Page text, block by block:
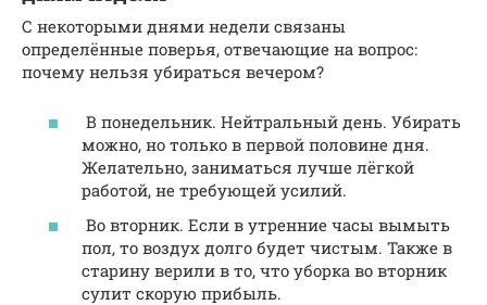
С некоторыми днями недели связаны
определённые поверья, отвечающие на вопрос:
почему нельзя убираться вечером?
В понедельник. Нейтральный день. Убирать
можно, но только в первой половине дня.
Желательно, заниматься лучше лёгкой
работой, не требующей усилий.
Во вторник. Если в утренние часы вымыть
пол, то воздух долго будет чистым. Также в
старину верили в то, что уборка во вторник
сулит скорую прибыль.